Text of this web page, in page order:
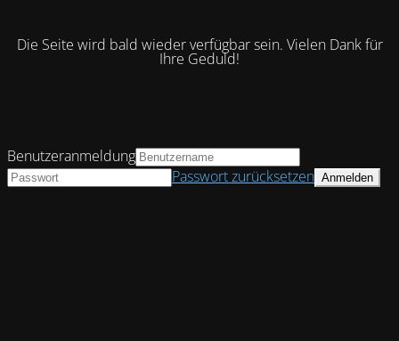
Die Seite wird bald wieder verfügbar sein. Vielen Dank für
Ihre Geduld!
Benutzeranmeldung
Passwort zurücksetzen